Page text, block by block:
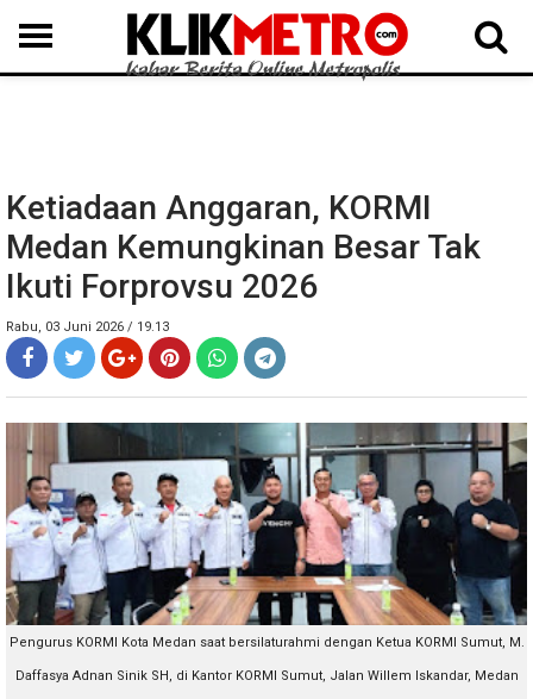
MEDAN LANGKAT DAIRI SAMOSIR TAPUT BATUBARA DELISERDANG
Ketiadaan Anggaran, KORMI
Medan Kemungkinan Besar Tak
Ikuti Forprovsu 2026
Rabu, 03 Juni 2026 / 19.13
Pengurus KORMI Kota Medan saat bersilaturahmi dengan Ketua KORMI Sumut, M.
Daffasya Adnan Sinik SH, di Kantor KORMI Sumut, Jalan Willem Iskandar, Medan